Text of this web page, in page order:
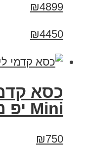
₪4899
₪4450
Mini יפ מיני יאפ
₪750